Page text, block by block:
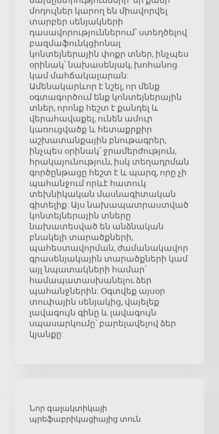
մոդուլներ կարող են միավորվել
տարբեր սենյակների
դասավորություններում՝ ստեղծելով
բազմաֆունկցիոնալ
կոնտեյներային փոքր տներ, ինչպես
օրինակ՝ նախասենյակ, խոհանոց
կամ մահճակալարան:
Ամենակարևոր է նշել, որ մենք
օգտագործում ենք կոնտեյներային
տներ, որոնք հեշտ է քանդել և
վերահավաքել, ունեն ամուր
կառուցվածք և հետաքրքիր
աշխատանքային բնութագրեր,
ինչպես օրինակ՝ ջրամերժություն,
հրակայունություն, իսկ տեղադրման
գործընթացը հեշտ է և պարզ, որը չի
պահանջում որևէ հատուկ
տեխնիկական մասնագիտական
գիտելիք: Այս նախապատրաստված
կոնտեյներային տները
նախատեսված են անձնական
բնակելի տարածքների,
պահեստավորման, ժամանակավոր
գրասենյակային տարածքների կամ
այլ նպատակների համար՝
համապատասխանելու ձեր
պահանջներին: Օգտվեք այսօր
տուփային սենյակից, վայելեք
լավագույն գինը և լավագույն
սպասարկումը՝ բարելավելով ձեր
կյանքը:
Նոր գալակտիկայի
պրեֆաբրիկացիայից տուն